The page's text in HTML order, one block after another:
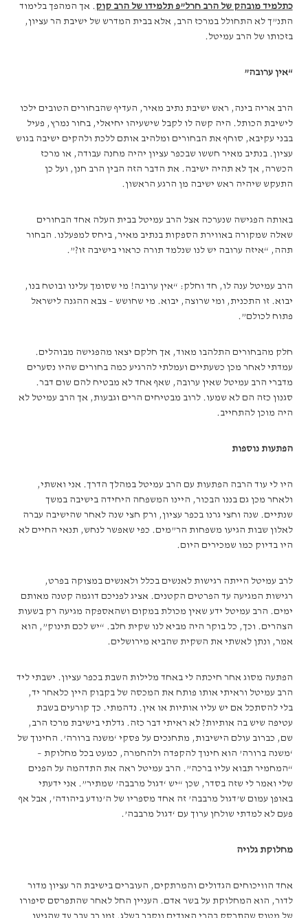
כתלמיד מובהק של הרב חרל”פ תלמידו של הרב קוק. אך המהפך בלימוד
התנ”ך לא התחולל במרכז הרב, אלא בבית המדרש של ישיבת הר עציון,
בזכותו של הרב עמיטל.
“אין ערובה”
הרב אריה בינה, ראש ישיבת נתיב מאיר, העדיף שהבחורים הטובים ילכו
לישיבת הכותל. היה קשה לו לקבל שישעיהו יחיאלי, בחור נמרץ, פעיל
בבני עקיבא, סוחף את הבחורים ומלהיב אותם ללכת ולהקים ישיבה בגוש
עציון. בנתיב מאיר חששו שבכפר עציון יהיה מחנה עבודה, או מרכז
הכשרה, אך לא תהיה ישיבה. את הדבר הזה הבין הרב חנן, ועל כן
התעקש שיהיה ראש ישיבה מן הרגע הראשון.
באותה הפגישה שנערכה אצל הרב עמיטל בבית העלה אחד הבחורים
שאלה שמקורה באווירת הספקות בנתיב מאיר, ביחס למפעלנו. הבחור
תהה, “איזה ערובה יש לנו שנלמד תורה כראוי בישיבה זו?”.
הרב עמיטל ענה לו, חד וחלק: “אין ערובה! מי שסומך עלינו ובוטח בנו,
יבוא. זו התכנית, ומי שרוצה, יבוא. מי שחושש – צבא ההגנה לישראל
פתוח לכולם”.
חלק מהבחורים התלהבו מאוד, אך חלקם יצאו מהפגישה מבוהלים.
עמדתי לאחר מכן כשעתיים ועמלתי להרגיע כמה בחורים שהיו נסערים
מדברי הרב עמיטל שאין ערובה, שאף אחד לא מבטיח להם שום דבר.
סגנון כזה הם לא שמעו. לרוב מבטיחים הרים וגבעות, אך הרב עמיטל לא
היה מוכן להתחייב.
הפתעות נוספות
היו לי עוד הרבה הפתעות עם הרב עמיטל במהלך הדרך. אני ואשתי,
ולאחר מכן גם בננו הבכור, היינו המשפחה היחידה בישיבה במשך
שנתיים. שנה וחצי גרנו בכפר עציון, ורק חצי שנה לאחר שהישיבה עברה
לאלון שבות הגיעו משפחות הר”מים. כפי שאפשר לנחש, תנאי החיים לא
היו בדיוק כמו שמכירים היום.
לרב עמיטל הייתה רגישות לאנשים בכלל ולאנשים במצוקה בפרט,
רגישות המגיעה עד הפרטים הקטנים. אציג לפניכם דוגמה קטנה מאותם
ימים. הרב עמיטל ידע שאין מכולת במקום ושהאספקה מגיעה רק בשעות
הצהרים. וכך, כל בוקר היה מביא לנו שקית חלב. “יש לכם תינוק”, הוא
אמר, ונתן לאשתי את השקית שהביא מירושלים.
הפתעה מסוג אחר חיכתה לי באחד מלילות השבת בכפר עציון. ישבתי ליד
הרב עמיטל וראיתי אותו פותח את המכסה של בקבוק היין כלאחר יד,
בלי להסתכל אם יש עליו אותיות או אין. נדהמתי. כך קורעים בשבת
עטיפה שיש בה אותיות? לא ראיתי דבר כזה. גדלתי בישיבת מרכז הרב,
שם, כברוב עולם הישיבות, מתחנכים על פסקי ‘משנה ברורה’. החינוך של
‘משנה ברורה’ הוא חינוך להקפדה ולהחמרה, כמעט בכל מחלוקת –
“המחמיר תבוא עליו ברכה”. הרב עמיטל ראה את התדהמה על הפנים
שלי ואמר לי שזה בסדר, שכן “יש ‘דגול מרבבה’ שמתיר”. אני ידעתי
באופן עמום ש’דגול מרבבה’ זה אחד מספריו של ה’נודע ביהודה’, אבל אף
פעם לא למדתי שולחן ערוך עם ‘דגול מרבבה’.
מחלוקת גלויה
אחד הוויכוחים הגדולים והמרתקים, העוברים בישיבת הר עציון מדור
לדור, הוא המחלוקת על בשר אדם. העניין החל לאחר שהתפרסם סיפורו
של מטוס שהתרסק בהרי האנדים ונקבר בשלג. זמן רב עבר עד שהגיעו